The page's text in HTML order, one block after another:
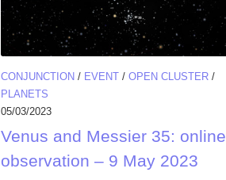
CONJUNCTION / EVENT / OPEN CLUSTER /
PLANETS
05/03/2023
Venus and Messier 35: online
observation – 9 May 2023